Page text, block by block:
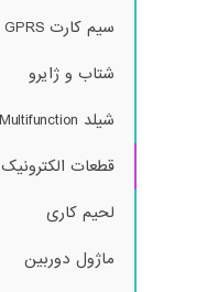
سیم کارت GSM – GPRS
شتاب و ژایرو
شیلد Multifunction
قطعات الکترونیک
لحیم کاری
ماژول دوربین